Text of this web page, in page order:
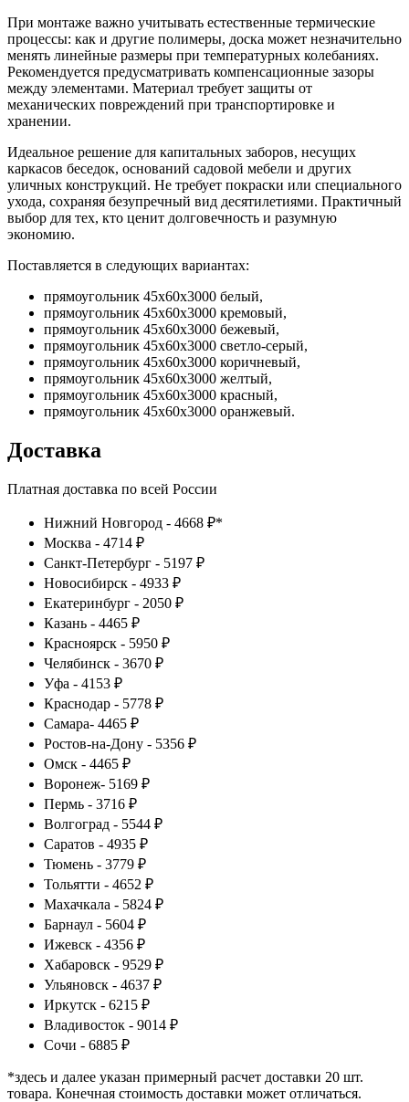
При монтаже важно учитывать естественные термические
процессы: как и другие полимеры, доска может незначительно
менять линейные размеры при температурных колебаниях.
Рекомендуется предусматривать компенсационные зазоры
между элементами. Материал требует защиты от
механических повреждений при транспортировке и
хранении.
Идеальное решение для капитальных заборов, несущих
каркасов беседок, оснований садовой мебели и других
уличных конструкций. Не требует покраски или специального
ухода, сохраняя безупречный вид десятилетиями. Практичный
выбор для тех, кто ценит долговечность и разумную
экономию.
Поставляется в следующих вариантах:
прямоугольник 45х60х3000 белый,
прямоугольник 45х60х3000 кремовый,
прямоугольник 45х60х3000 бежевый,
прямоугольник 45х60х3000 светло-серый,
прямоугольник 45х60х3000 коричневый,
прямоугольник 45х60х3000 желтый,
прямоугольник 45х60х3000 красный,
прямоугольник 45х60х3000 оранжевый.
Доставка
Платная доставка по всей России
Нижний Новгород - 4668 ₽*
Москва - 4714 ₽
Санкт-Петербург - 5197 ₽
Новосибирск - 4933 ₽
Екатеринбург - 2050 ₽
Казань - 4465 ₽
Красноярск - 5950 ₽
Челябинск - 3670 ₽
Уфа - 4153 ₽
Краснодар - 5778 ₽
Самара- 4465 ₽
Ростов-на-Дону - 5356 ₽
Омск - 4465 ₽
Воронеж- 5169 ₽
Пермь - 3716 ₽
Волгоград - 5544 ₽
Саратов - 4935 ₽
Тюмень - 3779 ₽
Тольятти - 4652 ₽
Махачкала - 5824 ₽
Барнаул - 5604 ₽
Ижевск - 4356 ₽
Хабаровск - 9529 ₽
Ульяновск - 4637 ₽
Иркутск - 6215 ₽
Владивосток - 9014 ₽
Сочи - 6885 ₽
*здесь и далее указан примерный расчет доставки 20 шт.
товара. Конечная стоимость доставки может отличаться.